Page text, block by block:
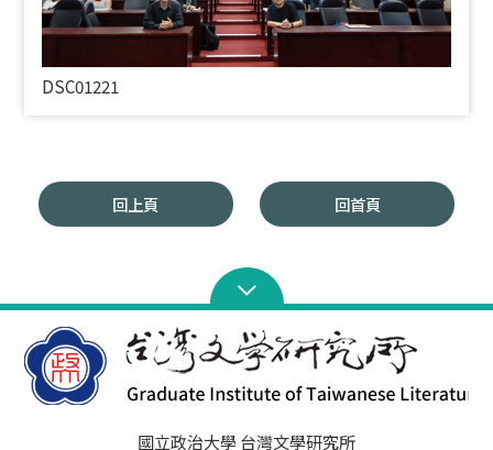
DSC01221
回上頁 回首頁
國立政治大學 台灣文學研究所